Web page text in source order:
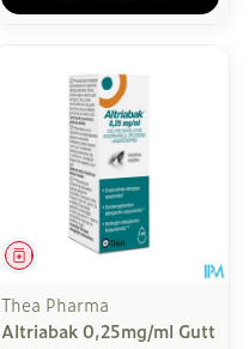
Médicament
Thea Pharma
Altriabak 0,25mg/ml Gutt